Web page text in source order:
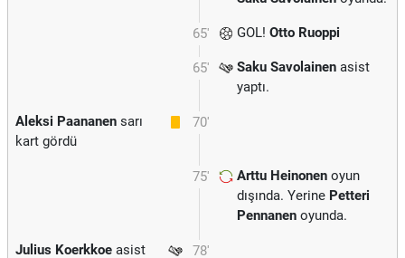
65' GOL! Otto Ruoppi
65' Saku Savolainen asist
yaptı.
70'
Aleksi Paananen sarı
kart gördü
75' Arttu Heinonen oyun
dışında. Yerine Petteri
Pennanen oyunda.
78'
Julius Koerkkoe asist